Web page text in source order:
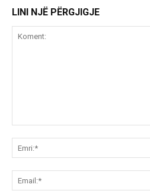
LINI NJË PËRGJIGJE